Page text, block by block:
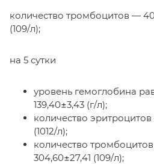
количество тромбоцитов —
(109/л);
на 5 сутки
уровень гемоглобина
139,40±3,43 (г/л);
количество эритроцитов
(1012/л);
количество
304,60±27,41 (109/л);